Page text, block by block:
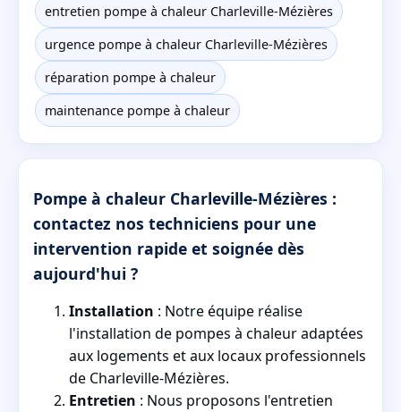
entretien pompe à chaleur Charleville-Mézières
urgence pompe à chaleur Charleville-Mézières
réparation pompe à chaleur
maintenance pompe à chaleur
Pompe à chaleur Charleville-Mézières :
contactez nos techniciens pour une
intervention rapide et soignée dès
aujourd'hui ?
Installation : Notre équipe réalise
l'installation de pompes à chaleur adaptées
aux logements et aux locaux professionnels
de Charleville-Mézières.
Entretien : Nous proposons l'entretien